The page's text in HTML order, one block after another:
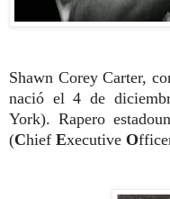
Shawn Corey Carter,
nació el 4 de
York). Rapero
(Chief Executive O